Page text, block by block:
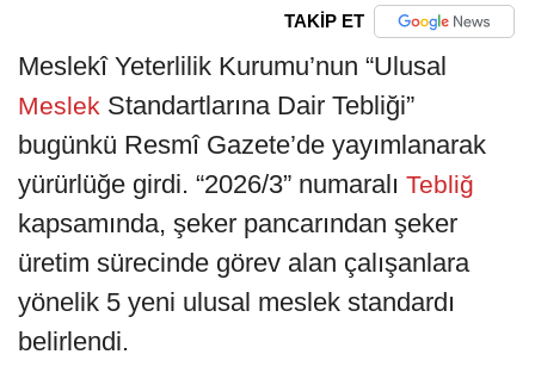
TAKİP ET
Meslekî Yeterlilik Kurumu’nun “Ulusal
Meslek Standartlarına Dair Tebliği”
bugünkü Resmî Gazete’de yayımlanarak
yürürlüğe girdi. “2026/3” numaralı Tebliğ
kapsamında, şeker pancarından şeker
üretim sürecinde görev alan çalışanlara
yönelik 5 yeni ulusal meslek standardı
belirlendi.